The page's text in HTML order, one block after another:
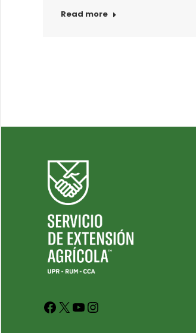
Read more
Facebook
X YouTube